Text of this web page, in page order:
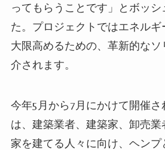
ってもらうことです」とボッシ
た。プロジェクトではエネル
大限高めるための、革新的な
介されます。
今年5月から7月にかけて開催
は、建築業者、建築家、卸売業
家を建てる人々に向け、ヘン